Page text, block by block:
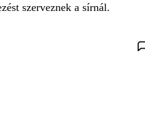
szerveznek a sírnál.